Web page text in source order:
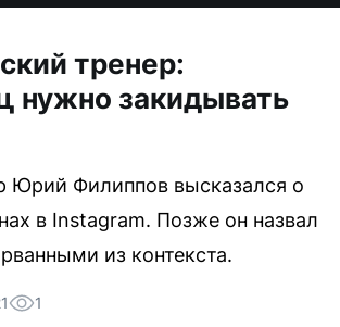
тренер:
нужно закидывать
Юрий Филиппов высказался о
в Instagram. Позже он назвал
из контекста.
1